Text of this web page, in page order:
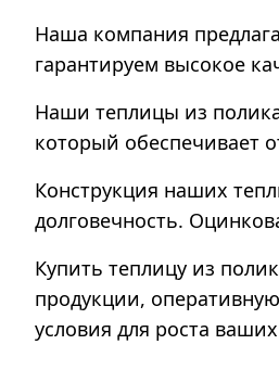
Наша компания
гарантируем высокое
Наши теплицы из
который обеспечивает
Конструкция наших
долговечность.
Купить теплицу из
продукции,
условия для роста